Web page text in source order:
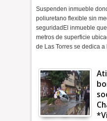
Suspenden inmueble
poliuretano flexible sin
seguridadEl inmueble
metros de superficie
de Las Torres se dedica